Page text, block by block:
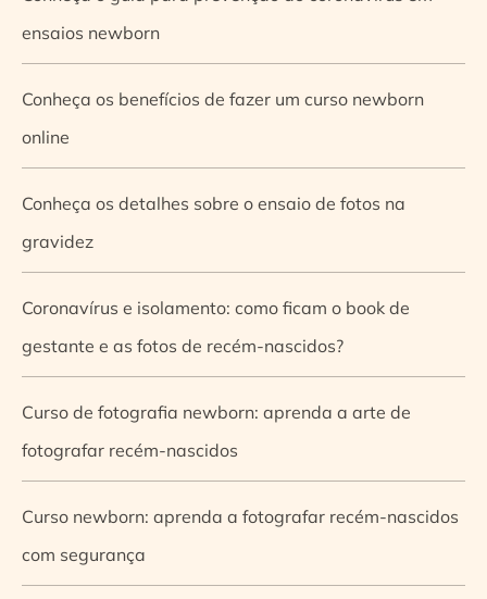
ensaios newborn
Conheça os benefícios de fazer um curso newborn
online
Conheça os detalhes sobre o ensaio de fotos na
gravidez
Coronavírus e isolamento: como ficam o book de
gestante e as fotos de recém-nascidos?
Curso de fotografia newborn: aprenda a arte de
fotografar recém-nascidos
Curso newborn: aprenda a fotografar recém-nascidos
com segurança